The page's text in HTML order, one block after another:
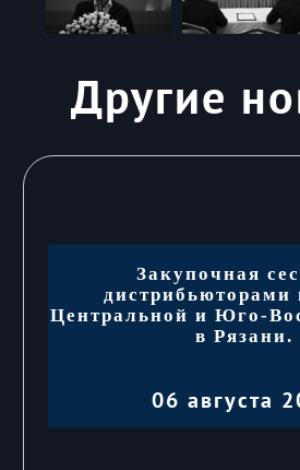
Другие
Закупочная
дистрибьюторами
Центральной и Юго-
в Рязани.
06 августа